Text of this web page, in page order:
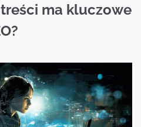
ma kluczowe